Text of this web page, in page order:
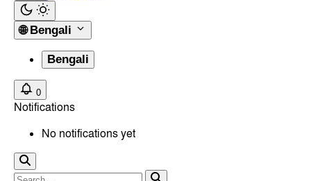
🌐 Bengali
Bengali
0
Notifications
No notifications yet